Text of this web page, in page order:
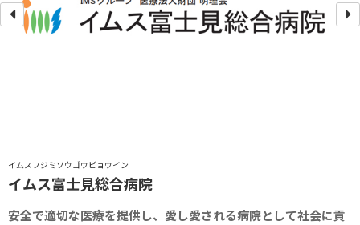
イムスフジミソウゴウビョウイン
イムス富士見総合病院
安全で適切な医療を提供し、愛し愛される病院として社会に貢